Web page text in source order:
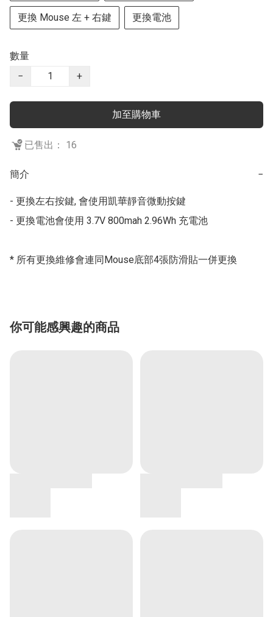
更換 Mouse 左 + 右鍵 更換電池
數量
−
+
加至購物車
已售出： 16
簡介 −
- 更換左右按鍵, 會使用凱華靜音微動按鍵
- 更換電池會使用 3.7V 800mah 2.96Wh 充電池
* 所有更換維修會連同Mouse底部4張防滑貼一併更換
你可能感興趣的商品